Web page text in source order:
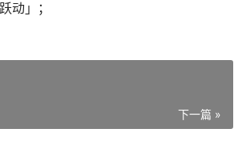
动」；
下一篇 »